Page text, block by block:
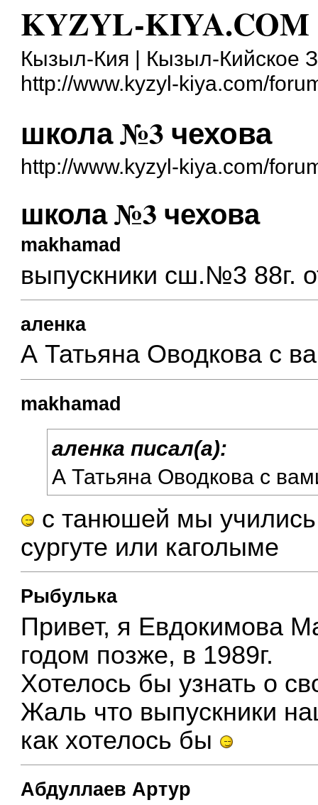
KYZYL-KIYA.COM
Кызыл-Кия | Кызыл-Кийское
http://www.kyzyl-kiya.com/
школа №3 чехова
http://www.kyzyl-kiya.com/
школа №3 чехова
makhamad
выпускники сш.№3 88г.
аленка
А Татьяна Оводкова с
makhamad
аленка писал(а):
А Татьяна Оводкова с
с танюшей мы
сургуте или каголыме
Рыбулька
Привет, я Евдокимова
годом позже, в 1989г.
Хотелось бы узнать о
Жаль что выпускники
как хотелось бы
Абдуллаев Артур